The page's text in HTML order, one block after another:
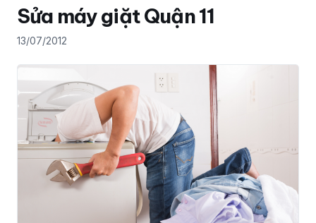
Sửa máy giặt Quận 11
13/07/2012